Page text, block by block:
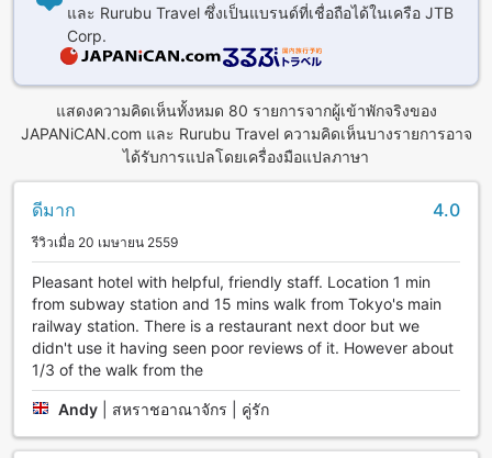
และ Rurubu Travel ซึ่งเป็นแบรนด์ที่เชื่อถือได้ในเครือ JTB
Corp.
แสดงความคิดเห็นทั้งหมด 80 รายการจากผู้เข้าพักจริงของ
JAPANiCAN.com และ Rurubu Travel ความคิดเห็นบางรายการอาจ
ได้รับการแปลโดยเครื่องมือแปลภาษา
ดีมาก 4.0
รีวิวเมื่อ 20 เมษายน 2559
Pleasant hotel with helpful, friendly staff. Location 1 min
from subway station and 15 mins walk from Tokyo's main
railway station. There is a restaurant next door but we
didn't use it having seen poor reviews of it. However about
1/3 of the walk from the
Andy สหราชอาณาจักร | คู่รัก